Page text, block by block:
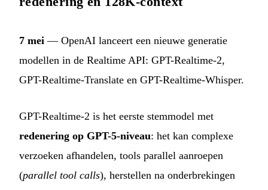
7 mei — OpenAI lanceert een nieuwe generatie
modellen in de Realtime API: GPT-Realtime-2,
GPT-Realtime-Translate en GPT-Realtime-Whisper.
GPT-Realtime-2 is het eerste stemmodel met
redenering op GPT-5-niveau: het kan complexe
verzoeken afhandelen, tools parallel aanroepen
(parallel tool calls), herstellen na onderbrekingen